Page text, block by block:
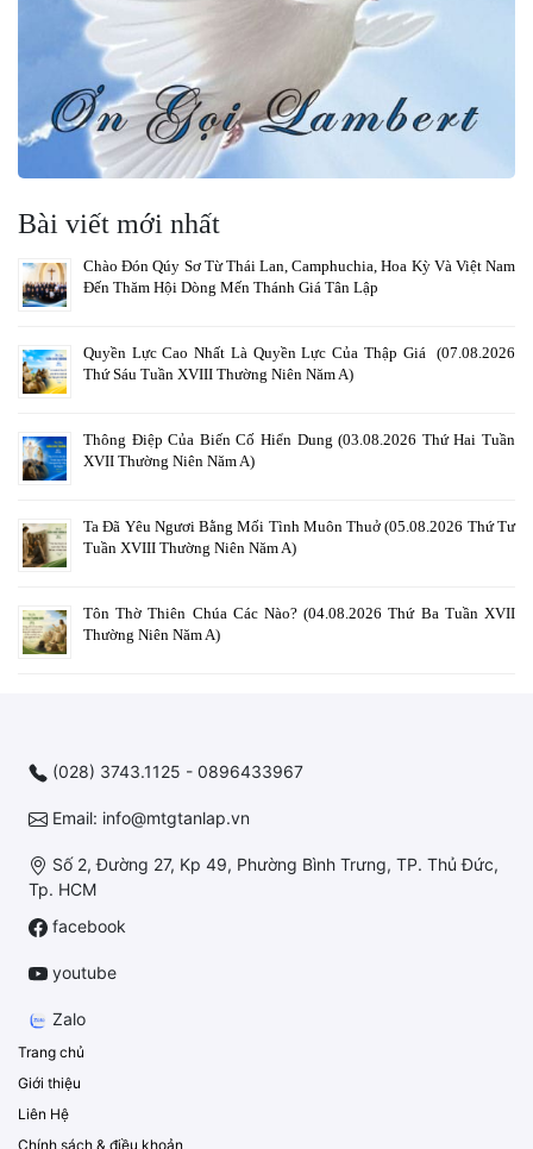
Bài viết mới nhất
Chào Đón Qúy Sơ Từ Thái Lan, Camphuchia, Hoa Kỳ Và Việt Nam
Đến Thăm Hội Dòng Mến Thánh Giá Tân Lập
Quyền Lực Cao Nhất Là Quyền Lực Của Thập Giá (07.08.2026
Thứ Sáu Tuần XVIII Thường Niên Năm A)
Thông Điệp Của Biến Cố Hiển Dung (03.08.2026 Thứ Hai Tuần
XVII Thường Niên Năm A)
Ta Đã Yêu Ngươi Bằng Mối Tình Muôn Thuở (05.08.2026 Thứ Tư
Tuần XVIII Thường Niên Năm A)
Tôn Thờ Thiên Chúa Các Nào? (04.08.2026 Thứ Ba Tuần XVII
Thường Niên Năm A)
(028) 3743.1125 - 0896433967
Email: info@mtgtanlap.vn
Số 2, Đường 27, Kp 49, Phường Bình Trưng, TP. Thủ Đức,
Tp. HCM
facebook
youtube
Zalo
Trang chủ
Giới thiệu
Liên Hệ
Chính sách & điều khoản